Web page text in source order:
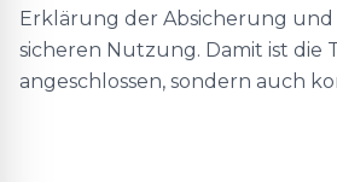
Erklärung der Absicherung und
sicheren Nutzung. Damit ist die
angeschlossen, sondern auch